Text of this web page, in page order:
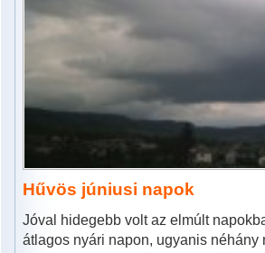
Hűvös júniusi napok
Jóval hidegebb volt az elmúlt
átlagos nyári napon, ugyanis néhány